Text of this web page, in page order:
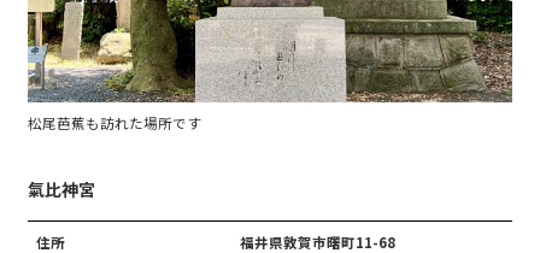
松尾芭蕉も訪れた場所です
氣比神宮
住所
福井県敦賀市曙町11-68